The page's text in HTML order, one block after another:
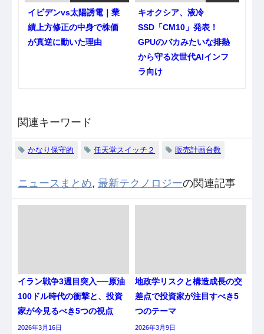
イビデンvs太陽誘電｜業
績上方修正の中身で株価
が真逆に動いた理由
キオクシア、液冷
SSD「CM10」発表！
GPUのバカみたいな排熱
から守る次世代AIインフ
ラ向け
関連キーワード
かなり保守的 任天堂スイッチ２ 販売計画台数
ニュースまとめ, 最新テクノロジーの関連記事
イラン戦争3週目突入──原油
100ドル時代の衝撃と、投資
家が今見るべき5つの視点
2026年3月16日
地政学リスクと構造成長の交
差点で投資家が注目すべき5
つのテーマ
2026年3月9日